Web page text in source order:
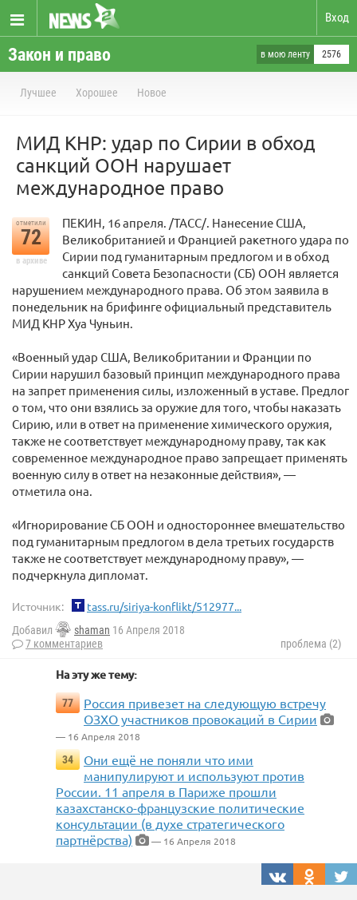
Вход
Закон и право в мою ленту 2576
Лучшее Хорошее Новое
МИД КНР: удар по Сирии в обход
санкций ООН нарушает
международное право
отметили
72
в архиве
ПЕКИН, 16 апреля. /ТАСС/. Нанесение США,
Великобританией и Францией ракетного удара по
Сирии под гуманитарным предлогом и в обход
санкций Совета Безопасности (СБ) ООН является
нарушением международного права. Об этом заявила в
понедельник на брифинге официальный представитель
МИД КНР Хуа Чуньин.
«Военный удар США, Великобритании и Франции по
Сирии нарушил базовый принцип международного права
на запрет применения силы, изложенный в уставе. Предлог
о том, что они взялись за оружие для того, чтобы наказать
Сирию, или в ответ на применение химического оружия,
также не соответствует международному праву, так как
современное международное право запрещает применять
военную силу в ответ на незаконные действия», —
отметила она.
«Игнорирование СБ ООН и одностороннее вмешательство
под гуманитарным предлогом в дела третьих государств
также не соответствует международному праву», —
подчеркнула дипломат.
Источник: tass.ru/siriya-konflikt/512977...
Добавил shaman 16 Апреля 2018
7 комментариев
проблема (2)
На эту же тему:
77
Россия привезет на следующую встречу
ОЗХО участников провокаций в Сирии
— 16 Апреля 2018
34
Они ещё не поняли что ими
манипулируют и используют против
России. 11 апреля в Париже прошли
казахстанско-французские политические
консультации (в духе стратегического
партнёрства)
— 16 Апреля 2018